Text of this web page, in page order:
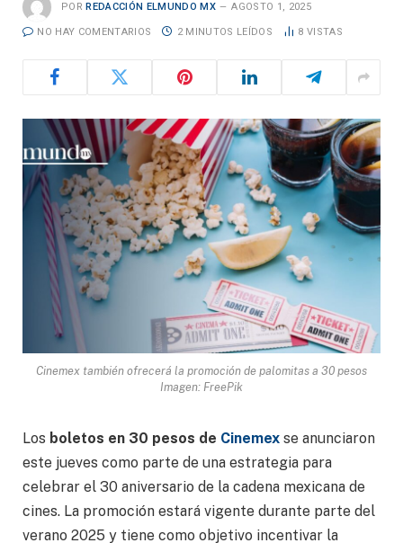
POR REDACCIÓN ELMUNDO MX AGOSTO 1, 2025
NO HAY COMENTARIOS 2 MINUTOS LEÍDOS 8 VISTAS
Cinemex también ofrecerá la promoción de palomitas a 30 pesos
Imagen: FreePik
Los boletos en 30 pesos de Cinemex se anunciaron
este jueves como parte de una estrategia para
celebrar el 30 aniversario de la cadena mexicana de
cines. La promoción estará vigente durante parte del
verano 2025 y tiene como objetivo incentivar la